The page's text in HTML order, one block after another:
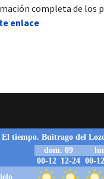
completa de los
enlace